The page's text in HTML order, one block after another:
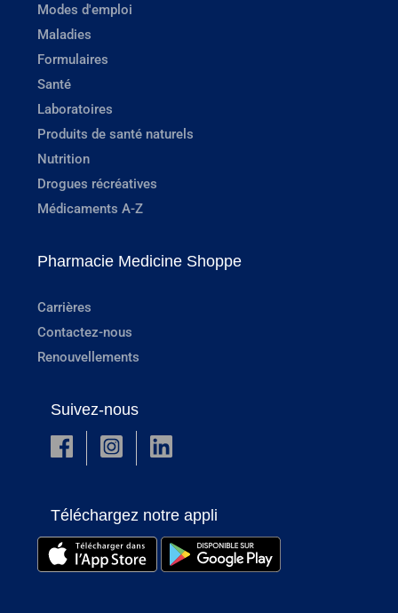
Modes d'emploi
Maladies
Formulaires
Santé
Laboratoires
Produits de santé naturels
Nutrition
Drogues récréatives
Médicaments A-Z
Pharmacie Medicine Shoppe
Carrières
Contactez-nous
Renouvellements
Suivez-nous
Téléchargez notre appli